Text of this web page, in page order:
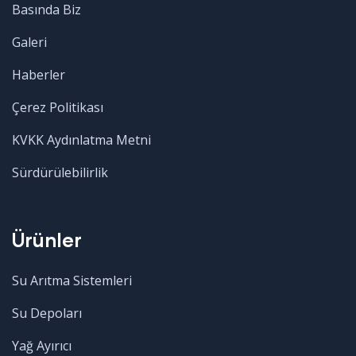
Basında Biz
Galeri
Haberler
Çerez Politikası
KVKK Aydınlatma Metni
Sürdürülebilirlik
Ürünler
Su Arıtma Sistemleri
Su Depoları
Yağ Ayırıcı